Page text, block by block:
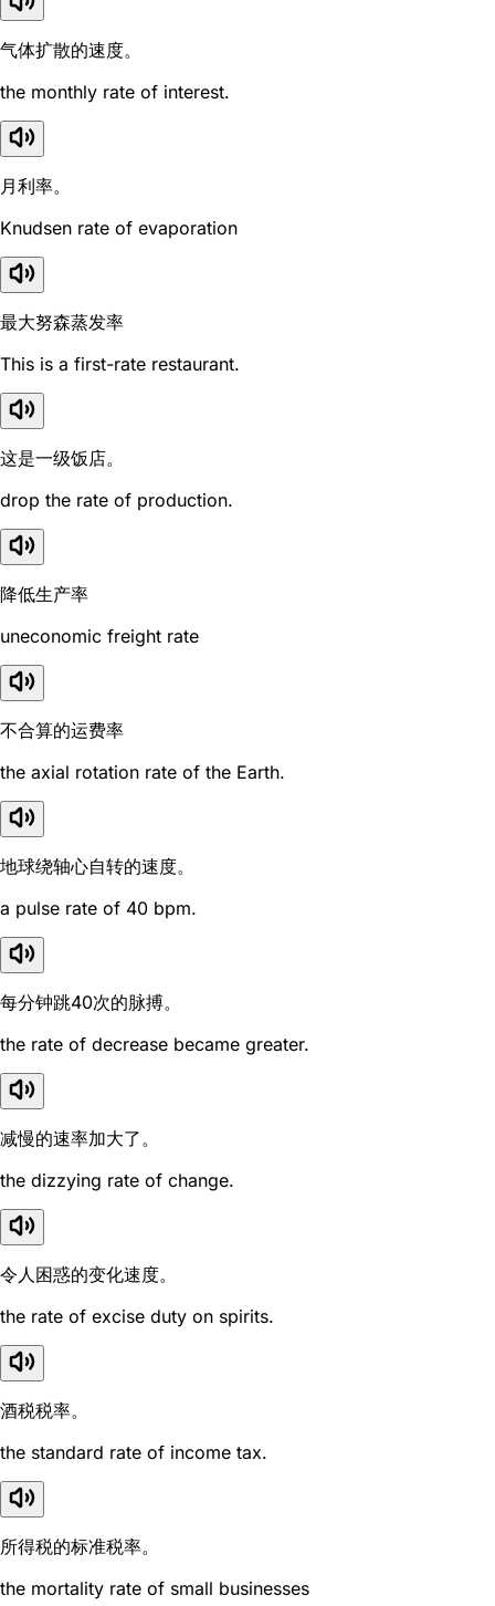
气体扩散的速度。
the monthly rate of interest.
月利率。
Knudsen rate of evaporation
最大努森蒸发率
This is a first-rate restaurant.
这是一级饭店。
drop the rate of production.
降低生产率
uneconomic freight rate
不合算的运费率
the axial rotation rate of the Earth.
地球绕轴心自转的速度。
a pulse rate of 40 bpm.
每分钟跳40次的脉搏。
the rate of decrease became greater.
减慢的速率加大了。
the dizzying rate of change.
令人困惑的变化速度。
the rate of excise duty on spirits.
酒税税率。
the standard rate of income tax.
所得税的标准税率。
the mortality rate of small businesses